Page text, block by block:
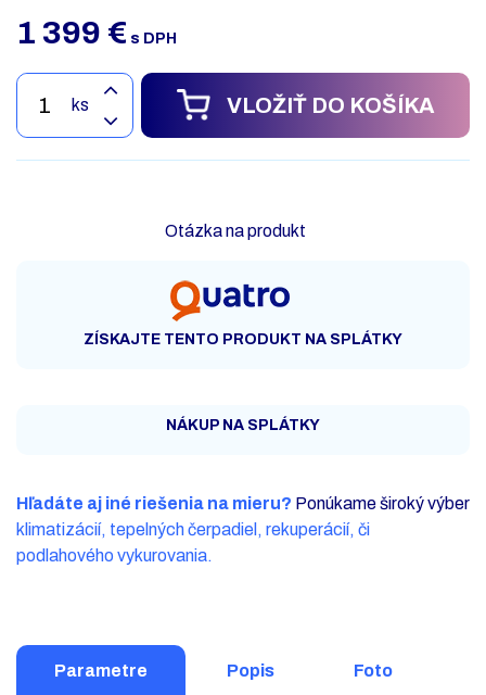
1 399 € s DPH
ks VLOŽIŤ DO KOŠÍKA
Otázka na produkt
ZÍSKAJTE TENTO PRODUKT NA SPLÁTKY
NÁKUP NA SPLÁTKY
Hľadáte aj iné riešenia na mieru? Ponúkame široký výber
klimatizácií, tepelných čerpadiel, rekuperácií, či
podlahového vykurovania.
Parametre Popis Foto